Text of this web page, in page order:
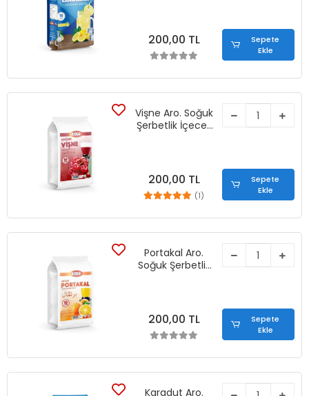
200,00 TL
Sepete
Ekle
Vişne Aro. Soğuk
Şerbetlik İçecek
200,00 TL
(1)
Sepete
Ekle
Portakal Aro.
Soğuk Şerbetlik
200,00 TL
Sepete
Ekle
Karadut Aro.